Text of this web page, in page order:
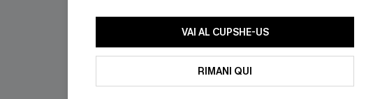
VAI AL CUPSHE-US
RIMANI QUI